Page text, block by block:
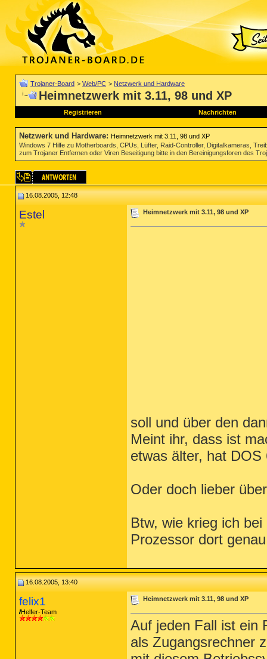
Trojaner-Board > Web/PC > Netzwerk und Hardware
Heimnetzwerk mit 3.11, 98 und XP
Registrieren Nachrichten
Netzwerk und Hardware: Heimnetzwerk mit 3.11, 98 und XP
Windows 7 Hilfe zu Motherboards, CPUs, Lüfter, Raid-Controller, Digitalkameras,
zum Trojaner Entfernen oder Viren Beseitigung bitte in den Bereinigungsforen des
16.08.2005, 12:48
Estel Heimnetzwerk mit 3.11, 98 und XP
soll und über den
Meint ihr, dass ist
etwas älter, hat
Oder doch lieber
Btw, wie krieg ich
Prozessor dort
16.08.2005, 13:40
felix1
Helfer-Team
Heimnetzwerk mit 3.11, 98 und XP
Auf jeden Fall ist ein
als Zugangsrechner